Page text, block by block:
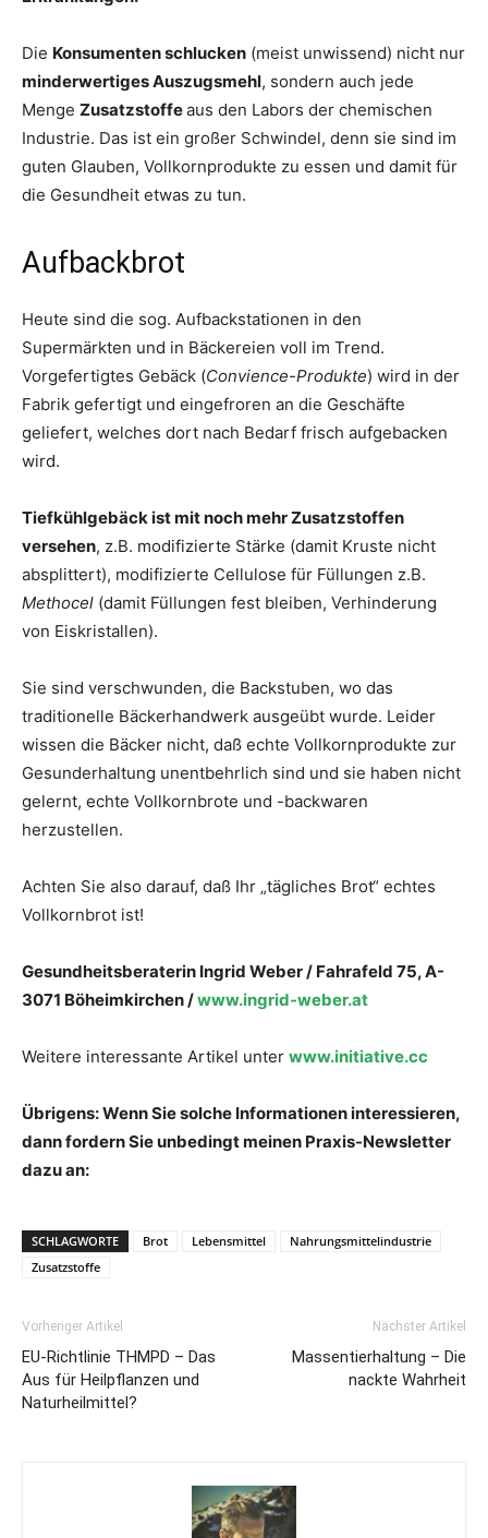
Die Konsumenten schlucken (meist unwissend) nicht nur
minderwertiges Auszugsmehl, sondern auch jede
Menge Zusatzstoffeaus den Labors der chemischen
Industrie. Das ist ein großer Schwindel, denn sie sind im
guten Glauben, Vollkornprodukte zu essen und damit für
die Gesundheit etwas zu tun.
Aufbackbrot
Heute sind die sog. Aufbackstationen in den
Supermärkten und in Bäckereien voll im Trend.
Vorgefertigtes Gebäck (Convience-Produkte) wird in der
Fabrik gefertigt und eingefroren an die Geschäfte
geliefert, welches dort nach Bedarf frisch aufgebacken
wird.
Tiefkühlgebäck ist mit noch mehr Zusatzstoffen
versehen, z.B. modifizierte Stärke (damit Kruste nicht
absplittert), modifizierte Cellulose für Füllungen z.B.
Methocel (damit Füllungen fest bleiben, Verhinderung
von Eiskristallen).
Sie sind verschwunden, die Backstuben, wo das
traditionelle Bäckerhandwerk ausgeübt wurde. Leider
wissen die Bäcker nicht, daß echte Vollkornprodukte zur
Gesunderhaltung unentbehrlich sind und sie haben nicht
gelernt, echte Vollkornbrote und -backwaren
herzustellen.
Achten Sie also darauf, daß Ihr „tägliches Brot“ echtes
Vollkornbrot ist!
Gesundheitsberaterin Ingrid Weber / Fahrafeld 75, A-
3071 Böheimkirchen /www.ingrid-weber.at
Weitere interessante Artikel unter www.initiative.cc
Übrigens: Wenn Sie solche Informationen interessieren,
dann fordern Sie unbedingt meinen Praxis-Newsletter
dazu an:
SCHLAGWORTE Brot Lebensmittel
Nahrungsmittelindustrie
Zusatzstoffe
Vorheriger Artikel
EU-Richtlinie THMPD – Das
Aus für Heilpflanzen und
Naturheilmittel?
Nächster Artikel
Massentierhaltung – Die
nackte Wahrheit